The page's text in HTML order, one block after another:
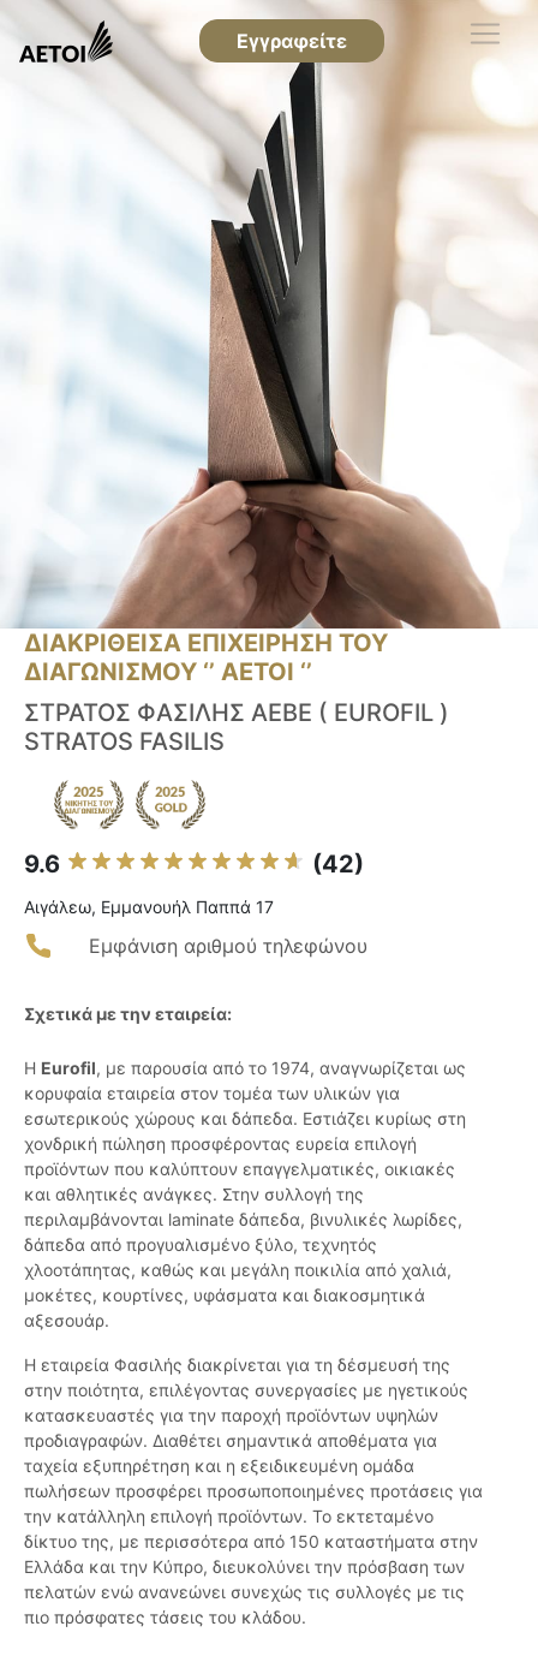
Εγγραφείτε
ΔΙΑΚΡΙΘΕΙΣΑ ΕΠΙΧΕΙΡΗΣΗ ΤΟΥ
ΔΙΑΓΩΝΙΣΜΟΥ ‘’ ΑΕΤΟΙ ‘’
ΣΤΡΑΤΟΣ ΦΑΣΙΛΗΣ ΑΕΒΕ ( EUROFIL )
STRATOS FASILIS
9.6 (42)
Αιγάλεω, Εμμανουήλ Παππά 17
Εμφάνιση αριθμού τηλεφώνου
Σχετικά με την εταιρεία:
Η Eurofil, με παρουσία από το 1974, αναγνωρίζεται ως
κορυφαία εταιρεία στον τομέα των υλικών για
εσωτερικούς χώρους και δάπεδα. Εστιάζει κυρίως στη
χονδρική πώληση προσφέροντας ευρεία επιλογή
προϊόντων που καλύπτουν επαγγελματικές, οικιακές
και αθλητικές ανάγκες. Στην συλλογή της
περιλαμβάνονται laminate δάπεδα, βινυλικές λωρίδες,
δάπεδα από προγυαλισμένο ξύλο, τεχνητός
χλοοτάπητας, καθώς και μεγάλη ποικιλία από χαλιά,
μοκέτες, κουρτίνες, υφάσματα και διακοσμητικά
αξεσουάρ.
Η εταιρεία Φασιλής διακρίνεται για τη δέσμευσή της
στην ποιότητα, επιλέγοντας συνεργασίες με ηγετικούς
κατασκευαστές για την παροχή προϊόντων υψηλών
προδιαγραφών. Διαθέτει σημαντικά αποθέματα για
ταχεία εξυπηρέτηση και η εξειδικευμένη ομάδα
πωλήσεων προσφέρει προσωποποιημένες προτάσεις για
την κατάλληλη επιλογή προϊόντων. Το εκτεταμένο
δίκτυο της, με περισσότερα από 150 καταστήματα στην
Ελλάδα και την Κύπρο, διευκολύνει την πρόσβαση των
πελατών ενώ ανανεώνει συνεχώς τις συλλογές με τις
πιο πρόσφατες τάσεις του κλάδου.